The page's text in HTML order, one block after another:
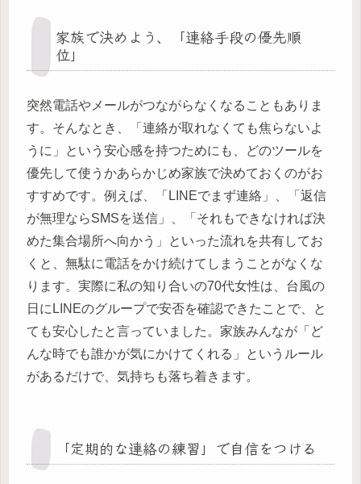
家族で決めよう、「連絡手段の優先順
位」
突然電話やメールがつながらなくなることもありま
す。そんなとき、「連絡が取れなくても焦らないよ
うに」という安心感を持つためにも、どのツールを
優先して使うかあらかじめ家族で決めておくのがお
すすめです。例えば、「LINEでまず連絡」、「返信
が無理ならSMSを送信」、「それもできなければ決
めた集合場所へ向かう」といった流れを共有してお
くと、無駄に電話をかけ続けてしまうことがなくな
ります。実際に私の知り合いの70代女性は、台風の
日にLINEのグループで安否を確認できたことで、と
ても安心したと言っていました。家族みんなが「ど
んな時でも誰かが気にかけてくれる」というルール
があるだけで、気持ちも落ち着きます。
「定期的な連絡の練習」で自信をつける